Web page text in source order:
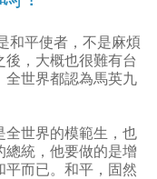
和平使者，不是麻煩
，大概也很難有台
全世界都認為馬英九
全世界的模範生，也
總統，他要做的是增
平而已。和平，固然